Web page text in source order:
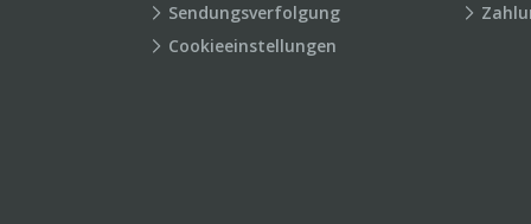
Sendungsverfolgung
Cookieeinstellungen